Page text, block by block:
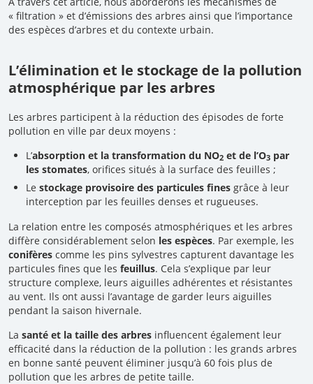
« filtration » et d’émissions des arbres ainsi que l’importance
des espèces d’arbres et du contexte urbain.
L’élimination et le stockage de la pollution
atmosphérique par les arbres
Les arbres participent à la réduction des épisodes de forte
pollution en ville par deux moyens :
L’absorption et la transformation du NO2 et de l’O3 par
les stomates, orifices situés à la surface des feuilles ;
Le stockage provisoire des particules fines grâce à leur
interception par les feuilles denses et rugueuses.
La relation entre les composés atmosphériques et les arbres
diffère considérablement selon les espèces. Par exemple, les
conifères comme les pins sylvestres capturent davantage les
particules fines que les feuillus. Cela s’explique par leur
structure complexe, leurs aiguilles adhérentes et résistantes
au vent. Ils ont aussi l’avantage de garder leurs aiguilles
pendant la saison hivernale.
La santé et la taille des arbres influencent également leur
efficacité dans la réduction de la pollution : les grands arbres
en bonne santé peuvent éliminer jusqu’à 60 fois plus de
pollution que les arbres de petite taille.